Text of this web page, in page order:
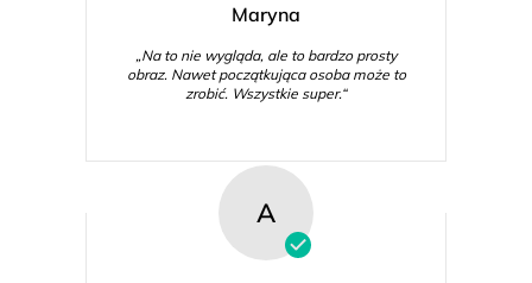
Maryna
„Na to nie wygląda, ale to bardzo prosty
obraz. Nawet początkująca osoba może to
zrobić. Wszystkie super.“
A